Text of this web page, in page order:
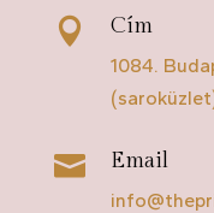
 Cím
1084.
 Email